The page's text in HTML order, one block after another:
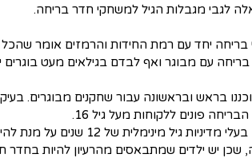
לגבי מגבלות הגיל למשחקי חדר בריחה.
יחד עם רמת החידות והרמזים אומר שהכל
עם מבוגר ואף לבדם בגילאים מעט בוגרים
בראש ובראשונה עבור שחקנים מבוגרים.
פונים ללקוחות מעל גיל 16.
על מנת להיכנס לשחק בחדר בריחה ללא ליווי מבוגר.
יש ילדים שמתבאסים מהרעיון להיות בחדר